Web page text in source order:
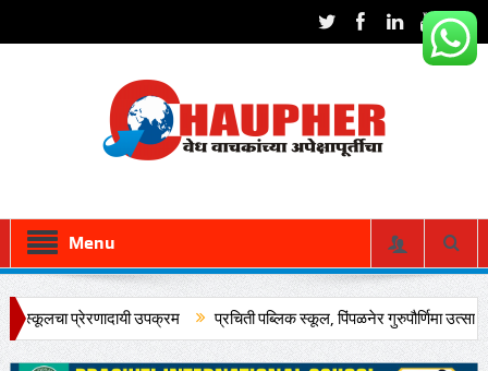
Menu
प्रेरणादायी उपक्रम प्रचिती पब्लिक स्कूल, पिंपळनेर गुरुपौर्णिमा उत्साहात साजरी..!
उत्साहात कार्यक्रम संपन्न